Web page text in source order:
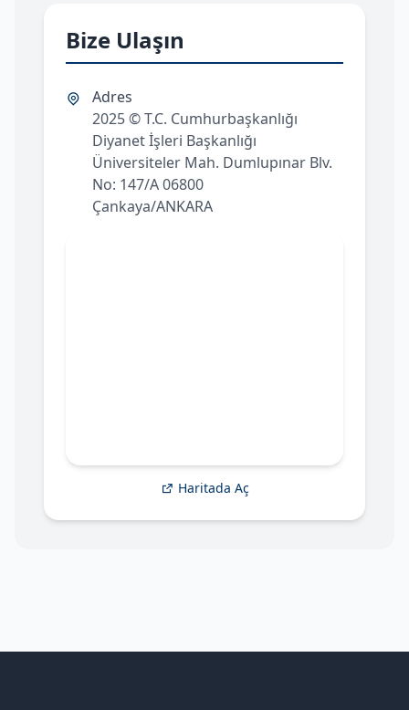
Bize Ulaşın
Adres
2025 © T.C. Cumhurbaşkanlığı
Diyanet İşleri Başkanlığı
Üniversiteler Mah. Dumlupınar Blv.
No: 147/A 06800
Çankaya/ANKARA
Haritada Aç